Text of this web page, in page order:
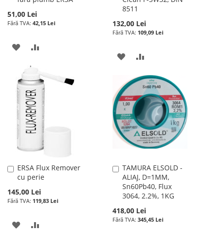
51,00 Lei
42,15 Lei
ADAUGATI
LISTA
DE
DORINTE
COMPARARE
8511
132,00 Lei
109,09 Lei
cos
ADAUGATI
LISTA
DE
DORINTE
COMPARARE
ERSA Flux Remover
cu perie
145,00 Lei
119,83 Lei
Adauga
în
ADAUGATI
TAMURA ELSOLD -
ALIAJ, D=1MM,
Sn60Pb40, Flux
3064, 2.2%, 1KG
418,00 Lei
345,45 Lei
Adauga
în
cos